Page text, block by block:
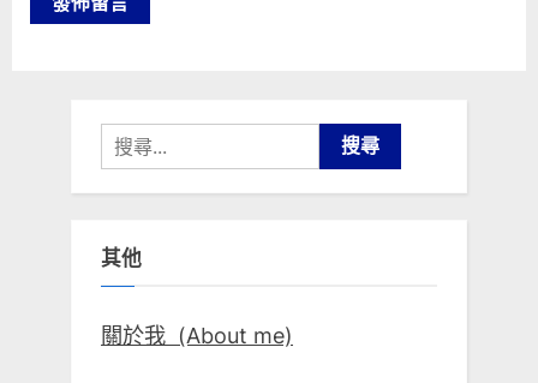
搜
尋
關
字:
其他
關於我 (About me)